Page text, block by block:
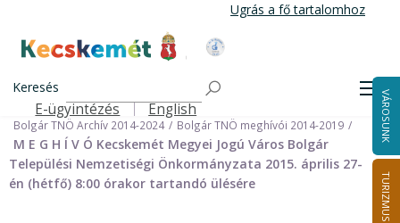
tartalomra
Ugrás a fő tartalomhoz
Kecskemét Város Honlapja
Keresés
Felső navigáció
E-ügyintézés English VÁROSUNK
TURIZMUS
Önkormányzat
Nemzetiségi Önkormányzatok
Bolgár Települési Nemzetiségi Önkormányzat
Bolgár TNÖ Archív 2014-2024
Bolgár TNÖ meghívói 2014-2019
M E G H Í V Ó Kecskemét Megyei Jogú Város Bolgár
Települési Nemzetiségi Önkormányzata 2015. április 27-
én (hétfő) 8:00 órakor tartandó ülésére